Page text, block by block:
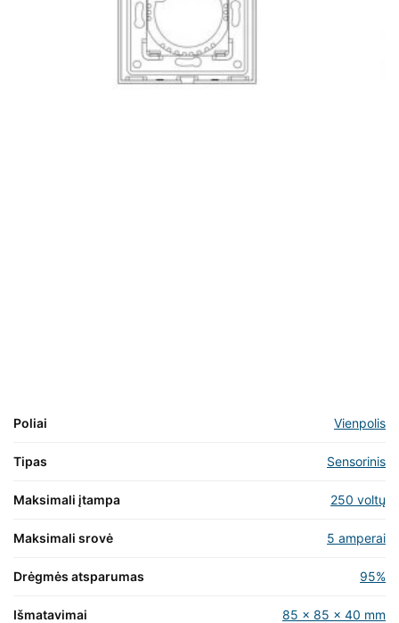
Poliai Vienpolis
Tipas Sensorinis
Maksimali įtampa 250 voltų
Maksimali srovė 5 amperai
Drėgmės atsparumas 95%
Išmatavimai 85 x 85 x 40 mm